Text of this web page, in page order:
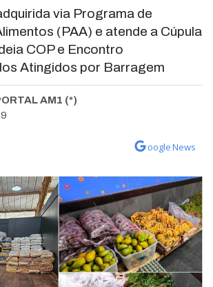
via Programa de
(PAA) e atende a Cúpula
COP e Encontro
Atingidos por Barragem
AM1 (*)
oogle News